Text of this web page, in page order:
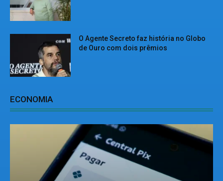
O Agente Secreto faz história no Globo
de Ouro com dois prêmios
ECONOMIA